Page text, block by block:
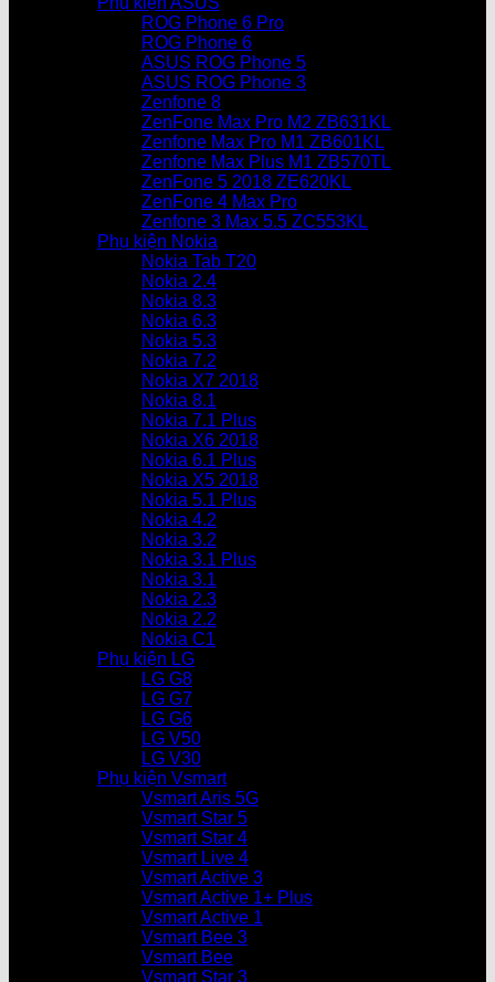
ROG Phone 6 Pro
ROG Phone 6
ASUS ROG Phone 5
ASUS ROG Phone 3
Zenfone 8
ZenFone Max Pro M2 ZB631KL
Zenfone Max Pro M1 ZB601KL
Zenfone Max Plus M1 ZB570TL
ZenFone 5 2018 ZE620KL
ZenFone 4 Max Pro
Zenfone 3 Max 5.5 ZC553KL
Phụ kiện Nokia
Nokia Tab T20
Nokia 2.4
Nokia 8.3
Nokia 6.3
Nokia 5.3
Nokia 7.2
Nokia X7 2018
Nokia 8.1
Nokia 7.1 Plus
Nokia X6 2018
Nokia 6.1 Plus
Nokia X5 2018
Nokia 5.1 Plus
Nokia 4.2
Nokia 3.2
Nokia 3.1 Plus
Nokia 3.1
Nokia 2.3
Nokia 2.2
Nokia C1
Phụ kiện LG
LG G8
LG G7
LG G6
LG V50
LG V30
Phụ kiện Vsmart
Vsmart Aris 5G
Vsmart Star 5
Vsmart Star 4
Vsmart Live 4
Vsmart Active 3
Vsmart Active 1+ Plus
Vsmart Active 1
Vsmart Bee 3
Vsmart Bee
Vsmart Star 3